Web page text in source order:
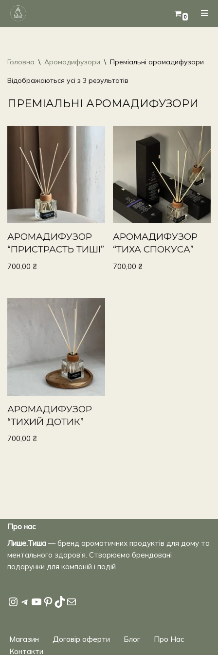
Перейти
0
Головна \ Аромадифузори \ Преміальні аромадифузори
Відображаються усі з 3 результатів
ПРЕМІАЛЬНІ АРОМАДИФУЗОРИ
АРОМАДИФУЗОР
“ПРИСТРАСТЬ ТИШІ”
700,00 ₴
АРОМАДИФУЗОР
“ТИХА СПОКУСА”
700,00 ₴
АРОМАДИФУЗОР
“ТИХИЙ ДОТИК”
700,00 ₴
Про нас
Лише.Тиша — бренд ароматичних продуктів для дому та
ментального здоров’я. Створюємо брендовані
подарунки для компаній і подій
Магазин Договір оферти Блог
Про Нас
Контакти